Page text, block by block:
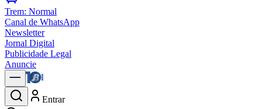
Trem: Normal
Canal de WhatsApp
Newsletter
Jornal Digital
Publicidade Legal
Anuncie
Entrar